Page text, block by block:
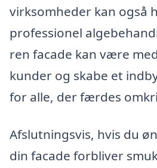
virksomheder kan også
professionel
ren facade kan være
kunder og skabe et
for alle, der færdes
Afslutningsvis, hvis du
din facade forbliver